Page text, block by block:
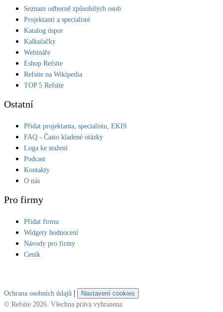
Seznam odborně způsobilých osob
Projektanti a specialisté
Katalog úspor
Kalkulačky
Webináře
Eshop Refsite
Refsite na Wikipedia
TOP 5 Refsite
Ostatní
Přidat projektanta, specialistu, EKIS
FAQ - Často kladené otázky
Loga ke stažení
Podcast
Kontakty
O nás
Pro firmy
Přidat firmu
Widgety hodnocení
Návody pro firmy
Ceník
Ochrana osobních údajů |
Nastavení cookies
© Refsite 2026. Všechna práva vyhrazena.